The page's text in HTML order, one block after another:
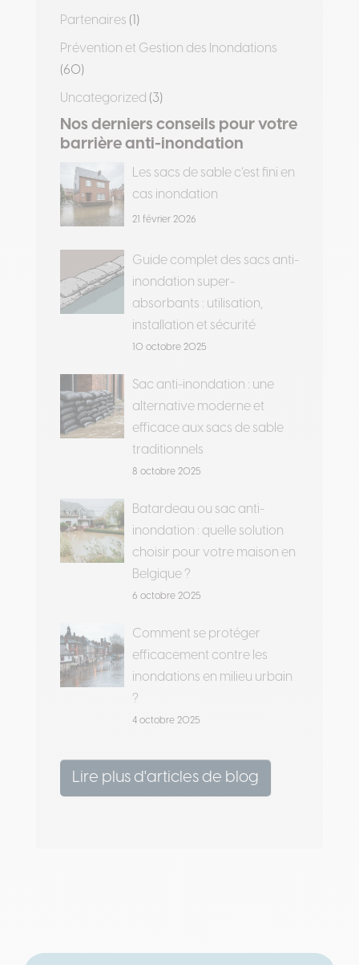
Partenaires (1)
Prévention et Gestion des Inondations
(60)
Uncategorized (3)
Nos derniers conseils pour votre
barrière anti-inondation
Les sacs de sable c’est fini en
cas inondation
21 février 2026
Guide complet des sacs anti-
inondation super-
absorbants : utilisation,
installation et sécurité
10 octobre 2025
Sac anti-inondation : une
alternative moderne et
efficace aux sacs de sable
traditionnels
8 octobre 2025
Batardeau ou sac anti-
inondation : quelle solution
choisir pour votre maison en
Belgique ?
6 octobre 2025
Comment se protéger
efficacement contre les
inondations en milieu urbain
?
4 octobre 2025
Lire plus d'articles de blog